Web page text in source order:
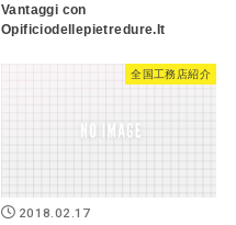
Vantaggi con
Opificiodellepietredure.It
全国工務店紹介
2018.02.17